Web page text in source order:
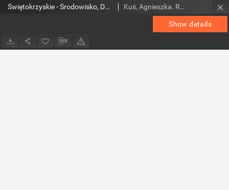
Show details
Świętokrzyskie - Środowisko, Dziedzictwo Kulturowe, Edukacja Regionalna, nr 35 (39) Kuś, Agnieszka. Red.